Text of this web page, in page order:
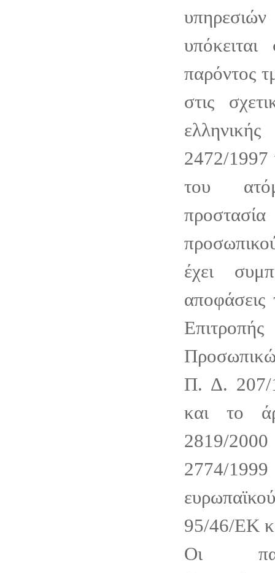
παρόντος
στις
2472/1997
του
έχει
Π. Δ. 207/
και το
2819/2000
2774/
95/46/ΕΚ
Οι